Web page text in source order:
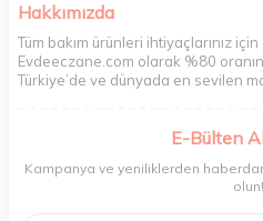
Hakkımızda
Tüm bakım ürünleri ihtiyaçlarınız
Evdeeczane.com olarak %80
Türkiye’de ve dünyada en sevilen
paketliyoruz. Herhangi bir
müşteri temsilcilerimiz aracılığı ile
2017 yılından bugüne, yüzlerce
E-Bülten
Kampanya ve yeniliklerden
olun!